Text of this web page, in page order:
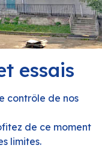
essais
contrôle de nos
de ce moment
limites.­